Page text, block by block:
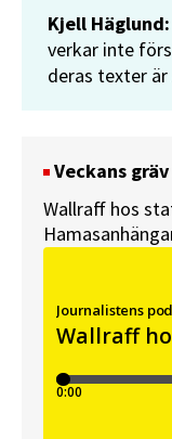
Kjell Häglund:
verkar inte
deras texter
Veckans
Wallraff hos